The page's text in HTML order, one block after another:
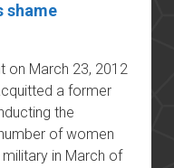
shame
on March 23, 2012
a former
the
of women
in March of